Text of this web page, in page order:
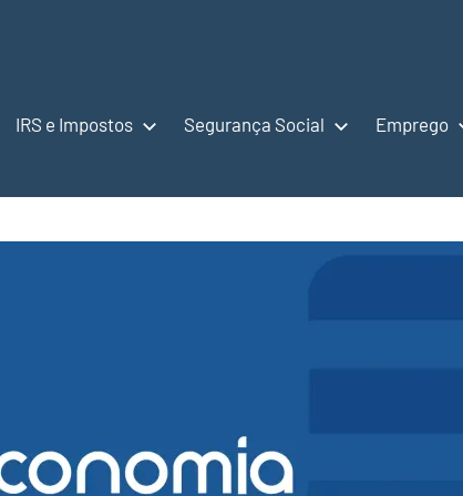
IRS e Impostos Segurança Social Emprego